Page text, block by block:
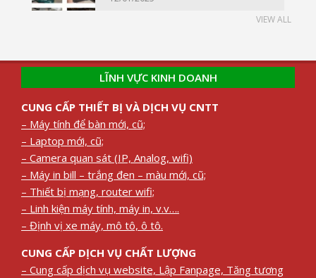
VIEW ALL
LĨNH VỰC KINH DOANH
CUNG CẤP THIẾT BỊ VÀ DỊCH VỤ CNTT
– Máy tính để bàn mới, cũ;
– Laptop mới, cũ;
– Camera quan sát (IP, Analog, wifi)
– Máy in bill – trắng đen – màu mới, cũ;
– Thiết bị mạng, router wifi;
– Linh kiện máy tính, máy in, v.v….
– Định vị xe máy, mô tô, ô tô.
CUNG CẤP DỊCH VỤ CHẤT LƯỢNG
– Cung cấp dịch vụ website, Lập Fanpage, Tăng tương